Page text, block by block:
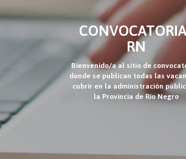
RN
Bienvenido/a al sitio de
donde se publican todas las
cubrir en la administración
la Provincia de Río Negro